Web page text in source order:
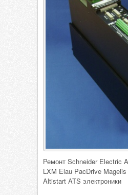
Ремонт Schneider Electric
LXM Elau PacDrive
Altistart ATS электроники